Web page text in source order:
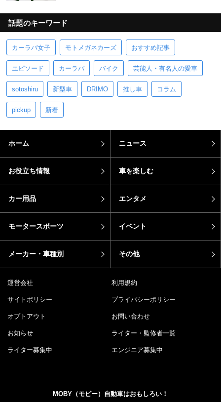
話題のキーワード
カーラバ女子 モトメガネカーズ おすすめ記事
エピソード カーラバ バイク 芸能人・有名人の愛車
sotoshiru 新型車 DRIMO 推し車 コラム
pickup 新着
ホーム ニュース
お役立ち情報 車を楽しむ
カー用品 エンタメ
モータースポーツ イベント
メーカー・車種別 その他
運営会社 利用規約
サイトポリシー プライバシーポリシー
オプトアウト お問い合わせ
お知らせ ライター・監修者一覧
ライター募集中 エンジニア募集中
MOBY（モビー）自動車はおもしろい！